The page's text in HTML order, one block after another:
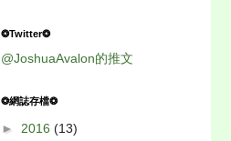
❂Twitter❂
@JoshuaAvalon的推文
❂網誌存檔❂
► 2016 (13)